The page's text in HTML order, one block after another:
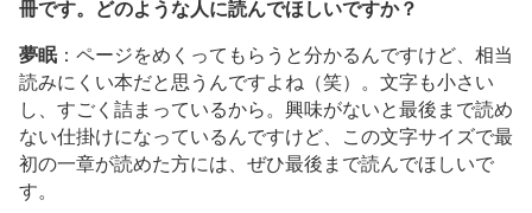
冊です。どのような人に読んでほしいですか？
夢眠：ページをめくってもらうと分かるんですけど、相当
読みにくい本だと思うんですよね（笑）。文字も小さい
し、すごく詰まっているから。興味がないと最後まで読め
ない仕掛けになっているんですけど、この文字サイズで最
初の一章が読めた方には、ぜひ最後まで読んでほしいで
す。